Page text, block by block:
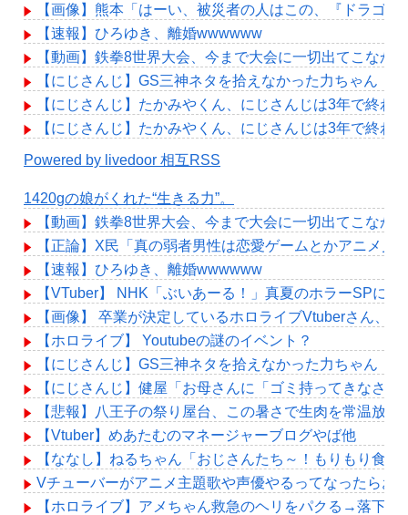
【画像】熊本「はーい、被災者の人はこの、『ドラゴ
【速報】ひろゆき、離婚wwwwww
【動画】鉄拳8世界大会、今まで大会に一切出てこな
【にじさんじ】GS三神ネタを拾えなかった力ちゃん
【にじさんじ】たかみやくん、にじさんじは3年で終
【にじさんじ】たかみやくん、にじさんじは3年で終
Powered by livedoor 相互RSS
1420gの娘がくれた“生きる力”。
【動画】鉄拳8世界大会、今まで大会に一切出てこな
【正論】X民「真の弱者男性は恋愛ゲームとかアニメ
【速報】ひろゆき、離婚wwwwww
【VTuber】 NHK「ぶいあーる！」真夏のホラーSPに
【画像】 卒業が決定しているホロライブVtuberさん、
【ホロライブ】 Youtubeの謎のイベント？
【にじさんじ】GS三神ネタを拾えなかった力ちゃん
【にじさんじ】健屋「お母さんに「ゴミ持ってきなさ
【悲報】八王子の祭り屋台、この暑さで生肉を常温放
【Vtuber】めあたむのマネージャーブログやば他
【ななし】ねるちゃん「おじさんたち～！もりもり食
Vチューバーがアニメ主題歌や声優やるってなったら
【ホロライブ】アメちゃん救急のヘリをパクる→落下【